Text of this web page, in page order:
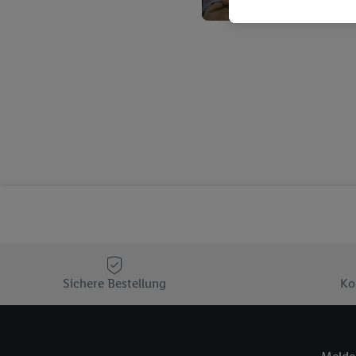
Sichere Bestellung
Kaufverhalten in den
genauen
Hierzu wird von uns
Adresse in
den Lidl-Diensten
Wenn das der Fall ist,
Kundenkonto-
Insbesondere können